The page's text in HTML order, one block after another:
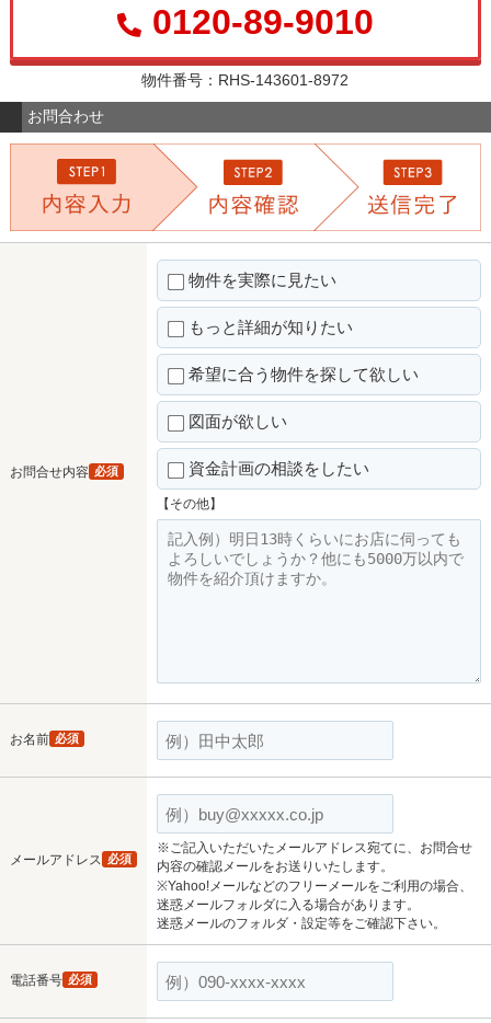
0120-89-9010
物件番号：RHS-143601-8972
お問合わせ
お問合せ内容 必須
物件を実際に見たい
もっと詳細が知りたい
希望に合う物件を探して欲しい
図面が欲しい
資金計画の相談をしたい
【その他】
お名前 必須
メールアドレス 必須
※ご記入いただいたメールアドレス宛てに、お問合せ
内容の確認メールをお送りいたします。
※Yahoo!メールなどのフリーメールをご利用の場合、
迷惑メールフォルダに入る場合があります。
迷惑メールのフォルダ・設定等をご確認下さい。
電話番号 必須